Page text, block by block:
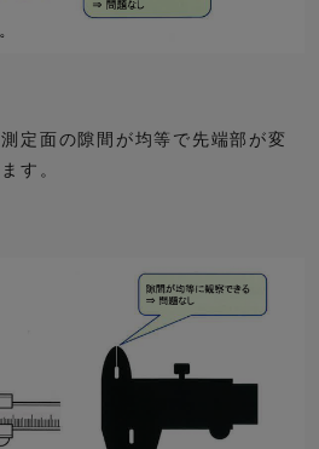
定面の隙間が均等で先端部が変
す。